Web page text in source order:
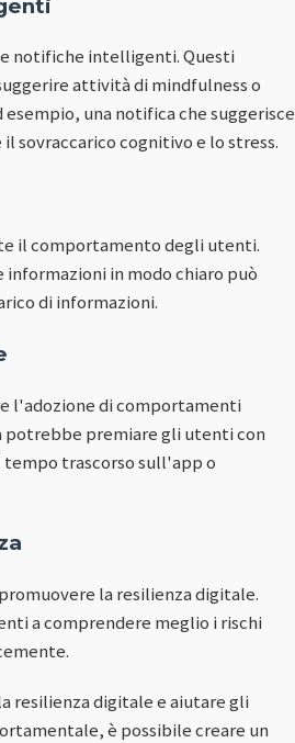
notifiche intelligenti. Questi
attività di mindfulness o
una notifica che suggerisce
sovraccarico cognitivo e lo stress.
il comportamento degli utenti.
in modo chiaro può
di informazioni.
l'adozione di comportamenti
potrebbe premiare gli utenti con
trascorso sull'app o
la resilienza digitale.
a comprendere meglio i rischi
resilienza digitale e aiutare gli
è possibile creare un